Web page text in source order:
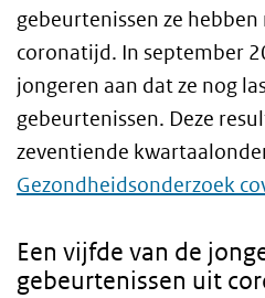
gebeurtenissen ze
coronatijd. In september
jongeren aan dat ze nog
gebeurtenissen. Deze
zeventiende
Gezondheidsonderzoek
Een vijfde van de
gebeurtenissen uit